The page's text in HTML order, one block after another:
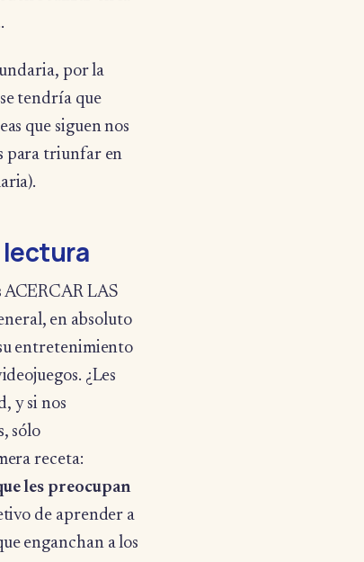
por la
tendría que
que siguen nos
para triunfar en
lectura
LAS
en absoluto
entretenimiento
¿Les
y si nos
sólo
receta:
les preocupan
de aprender a
enganchan a los